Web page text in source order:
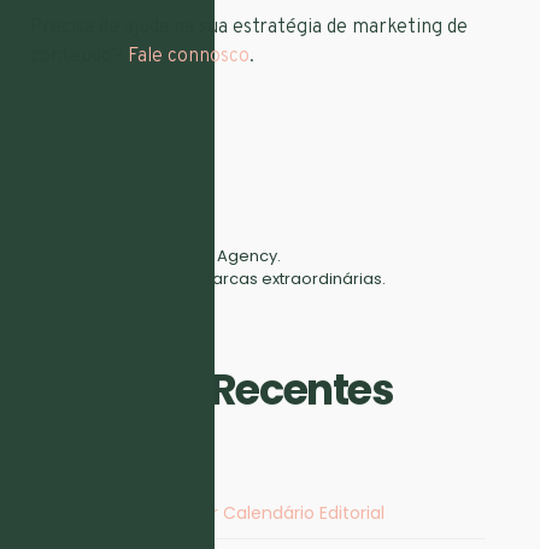
Precisa de ajuda na sua estratégia de marketing de
Fale connosco.
Full Digital Marketing Agency.
Fazemos crescer marcas extraordinárias.
Artigos Recentes
Vantagens de Criar Calendário Editorial